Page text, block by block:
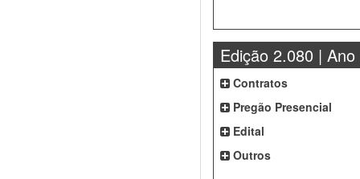
Edição 2.080 | Ano
Contratos
Pregão Presencial
Edital
Outros